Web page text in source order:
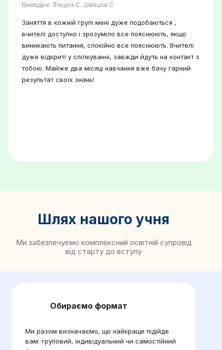
Викладачі: Фецюх С., Швєцов С.
Заняття в кожній групі мені дуже подобаються ,
вчителі доступно і зрозуміло все пояснюють, якщо
виникають питання, спокійно все пояснюють. Вчителі
дуже відкриті у спілкуванні, завжди йдуть на контакт з
тобою. Майже два місяці навчання вже бачу гарний
результат своїх знань!
Ми разом визначаємо, що найкраще підійде
вам: груповий, індивідуальний чи самостійний
Обираємо формат
Ми забезпечуємо комплексний освітній супровід
від старту до вступу
Шлях нашого учня